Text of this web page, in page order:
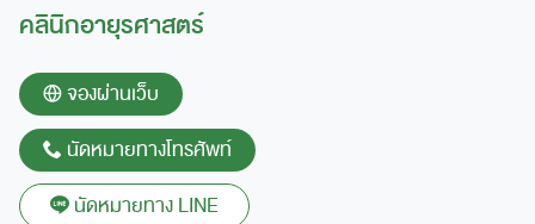
โทรศัพท์
0836667788
ฮอทไลน์
043-333555
คลินิกอายุรศาสตร์
จองผ่านเว็บ
นัดหมายทางโทรศัพท์
นัดหมายทาง LINE